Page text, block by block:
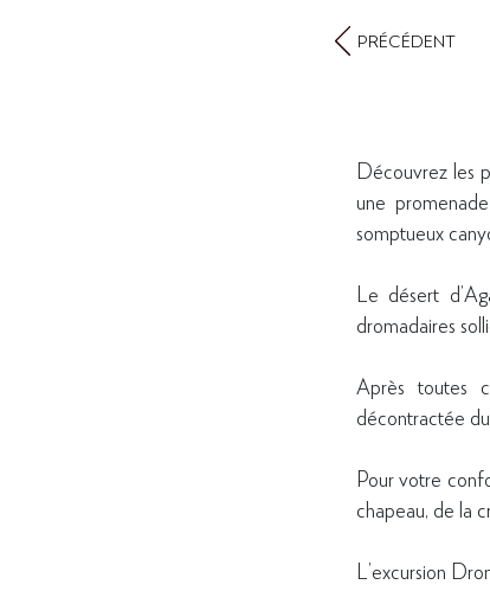
PRÉCÉDENT
Découvrez les
une
somptueux
Le désert
dromadaires
Après toutes
décontractée
Pour votre
chapeau, de la
L’excursion